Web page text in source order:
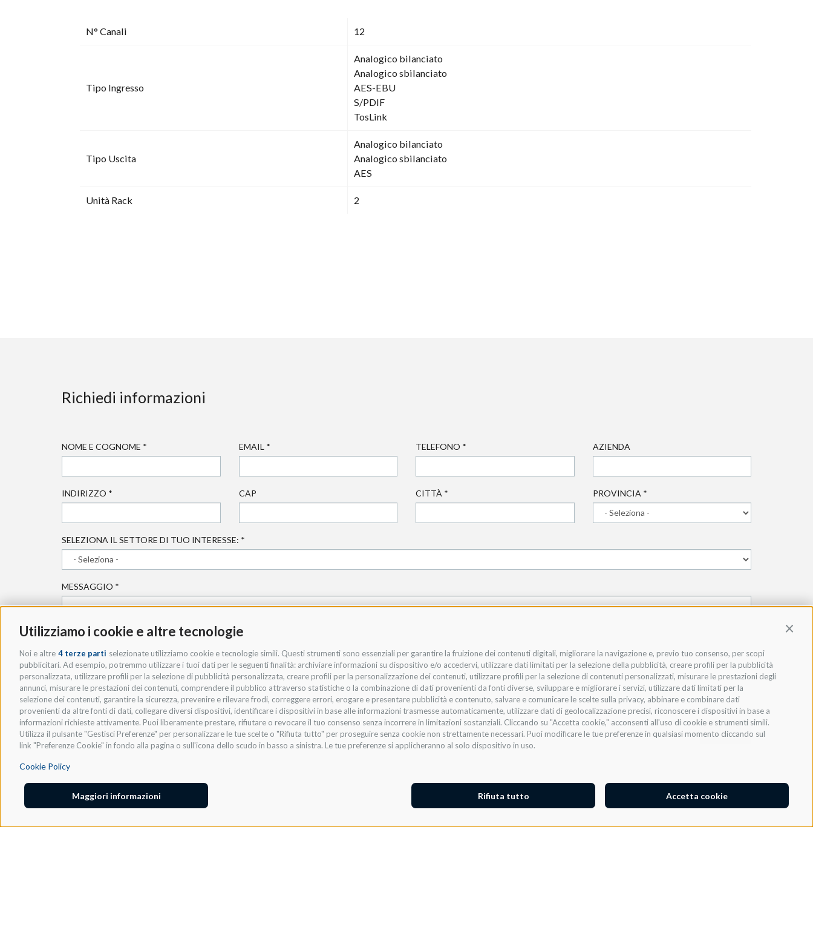
Utilizziamo i cookie e altre tecnologie
Noi e altre 4 terze parti selezionate utilizziamo cookie e tecnologie simili. Questi strumenti sono essenziali per garantire la fruizione dei contenuti digitali, migliorare la navigazione e, previo tuo consenso, per scopi
pubblicitari. Ad esempio, potremmo utilizzare i tuoi dati per le seguenti finalità: archiviare informazioni su dispositivo e/o accedervi, utilizzare dati limitati per la selezione della pubblicità, creare profili per la pubblicità
personalizzata, utilizzare profili per la selezione di pubblicità personalizzata, creare profili per la personalizzazione dei contenuti, utilizzare profili per la selezione di contenuti personalizzati, misurare le prestazioni degli
annunci, misurare le prestazioni dei contenuti, comprendere il pubblico attraverso statistiche o la combinazione di dati provenienti da fonti diverse, sviluppare e migliorare i servizi, utilizzare dati limitati per la
selezione dei contenuti, garantire la sicurezza, prevenire e rilevare frodi, correggere errori, erogare e presentare pubblicità e contenuto, salvare e comunicare le scelte sulla privacy, abbinare e combinare dati
provenienti da altre fonti di dati, collegare diversi dispositivi, identificare i dispositivi in base alle informazioni trasmesse automaticamente, utilizzare dati di geolocalizzazione precisi, riconoscere i dispositivi in base a
informazioni richieste attivamente. Puoi liberamente prestare, rifiutare o revocare il tuo consenso senza incorrere in limitazioni sostanziali. Cliccando su "Accetta cookie," acconsenti all'uso di cookie e strumenti simili.
Utilizza il pulsante "Gestisci Preferenze" per personalizzare le tue scelte o "Rifiuta tutto" per proseguire senza cookie non strettamente necessari. Puoi modificare le tue preferenze in qualsiasi momento cliccando sul
link "Preferenze Cookie" in fondo alla pagina o sull'icona dello scudo in basso a sinistra. Le tue preferenze si applicheranno al solo dispositivo in uso.
Cookie Policy
Accetta cookie
Rifiuta tutto
Maggiori informazioni
N° Canali 12
Tipo Ingresso
Analogico bilanciato
Analogico sbilanciato
AES-EBU
S/PDIF
TosLink
Tipo Uscita
Analogico bilanciato
Analogico sbilanciato
AES
Unità Rack 2
Richiedi informazioni
NOME E COGNOME * EMAIL * TELEFONO * AZIENDA
INDIRIZZO * CAP CITTÀ * PROVINCIA *
SELEZIONA IL SETTORE DI TUO INTERESSE: *
MESSAGGIO *
* ACCETTO LAPRIVACY POLICY.
INVIA